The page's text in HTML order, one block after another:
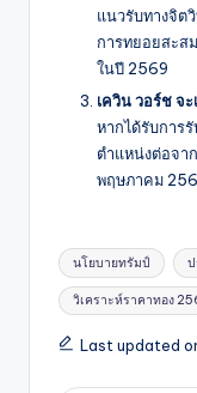
แนวรับทางจิต
การทยอยสะส
ในปี 2569
เควิน วอร์ช จ
หากได้รับการ
ตำแหน่งต่อจา
พฤษภาคม
Tags:
นโยบายทรัมป์
วิเคราะห์ราคาทอง
Last updated